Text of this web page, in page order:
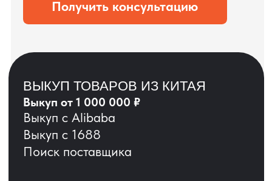
ОСТАВЬТЕ ЗАЯВКУ
Мы вернёмся с расчётом и фото после
технической проверки
+7